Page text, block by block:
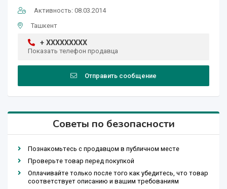
Активность: 08.03.2014
Ташкент
+ XXXXXXXXX
Показать телефон продавца
Отправить сообщение
Советы по безопасности
Познакомьтесь с продавцом в публичном месте
Проверьте товар перед покупкой
Оплачивайте только после того как убедитесь, что товар
соответствует описанию и вашим требованиям